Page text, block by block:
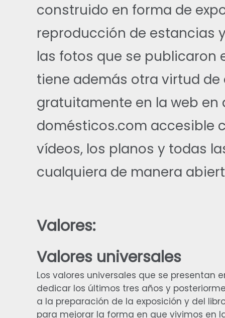
construido en forma de
reproducción de estancias
las fotos que se publicaron
tiene además otra virtud de
gratuitamente en la web en
domésticos.com accesible
vídeos, los planos y todas
cualquiera de manera
Valores:
Valores universales
Los valores universales que se presentan
dedicar los últimos tres años y
a la preparación de la exposición y del
para mejorar la forma en que vivimos en